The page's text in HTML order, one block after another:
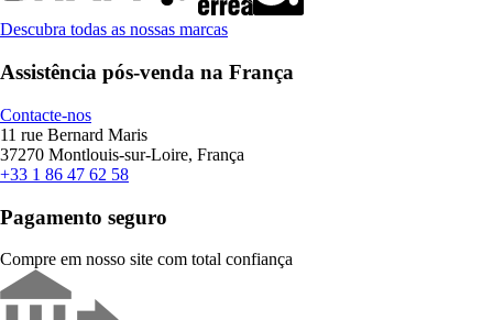
Descubra todas as nossas marcas
Assistência pós-venda na França
Contacte-nos
11 rue Bernard Maris
37270 Montlouis-sur-Loire, França
+33 1 86 47 62 58
Pagamento seguro
Compre em nosso site com total confiança